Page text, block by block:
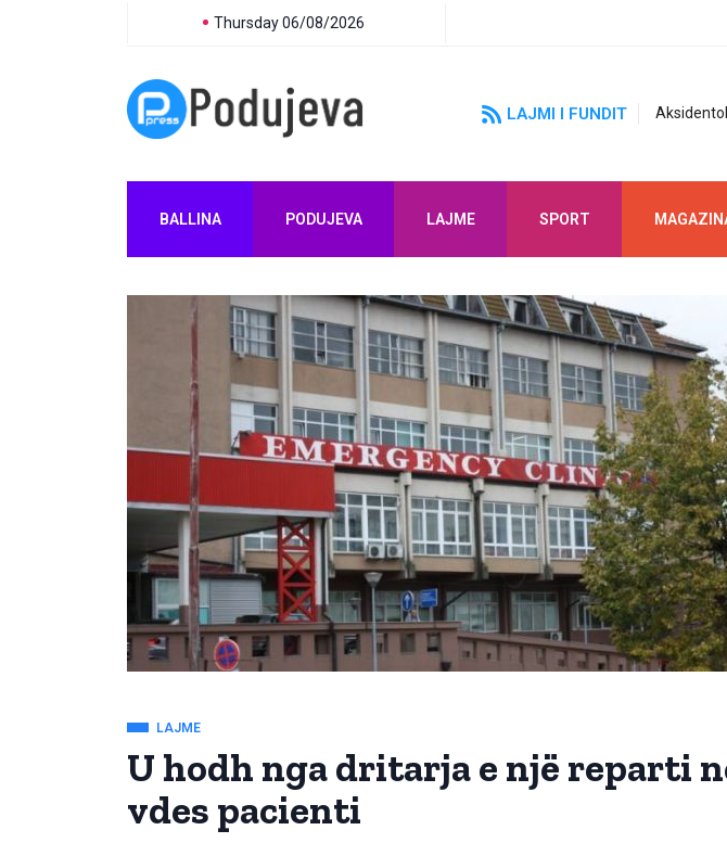
Thursday 06/08/2026
LAJMI I FUNDIT
BALLINA PODUJEVA LAJME SPORT
LAJME
U hodh nga dritarja e një reparti
vdes pacienti